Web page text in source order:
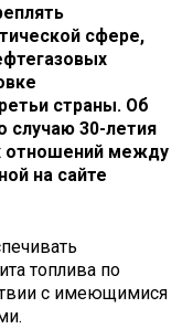
сфере,
страны. Об
случаю 30-летия
отношений между
на сайте
топлива по
с имеющимися